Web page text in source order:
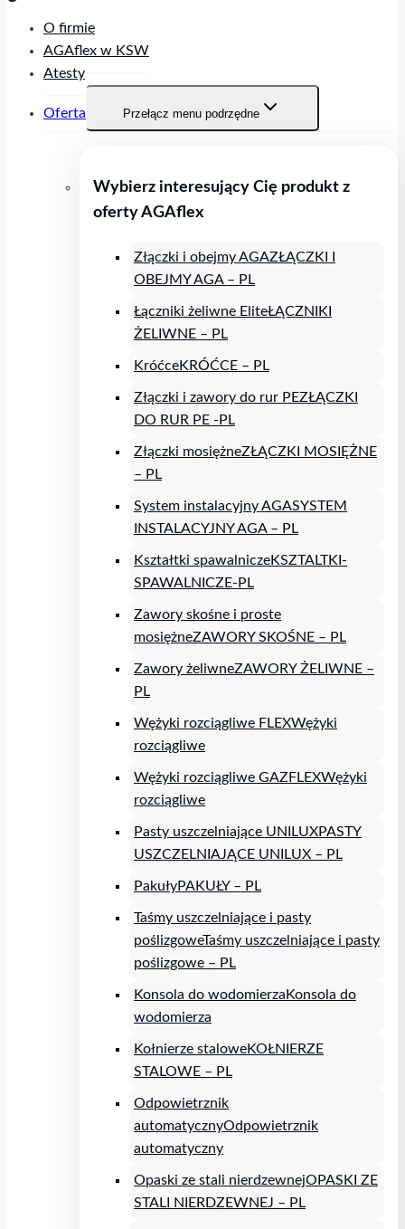
O firmie
AGAflex w KSW
Atesty
Oferta Przełącz menu podrzędne
Wybierz interesujący Cię produkt z
oferty AGAflex
Złączki i obejmy AGAZŁĄCZKI I
OBEJMY AGA – PL
Łączniki żeliwne EliteŁĄCZNIKI
ŻELIWNE – PL
KróćceKRÓĆCE – PL
Złączki i zawory do rur PEZŁĄCZKI
DO RUR PE -PL
Złączki mosiężneZŁĄCZKI MOSIĘŻNE
– PL
System instalacyjny AGASYSTEM
INSTALACYJNY AGA – PL
Kształtki spawalniczeKSZTALTKI-
SPAWALNICZE-PL
Zawory skośne i proste
mosiężneZAWORY SKOŚNE – PL
Zawory żeliwneZAWORY ŻELIWNE –
PL
Wężyki rozciągliwe FLEXWężyki
rozciągliwe
Wężyki rozciągliwe GAZFLEXWężyki
rozciągliwe
Pasty uszczelniające UNILUXPASTY
USZCZELNIAJĄCE UNILUX – PL
PakułyPAKUŁY – PL
Taśmy uszczelniające i pasty
poślizgoweTaśmy uszczelniające i pasty
poślizgowe – PL
Konsola do wodomierza Konsola do
wodomierza
Kołnierze staloweKOŁNIERZE
STALOWE – PL
Odpowietrznik
automatycznyOdpowietrznik
automatyczny
Opaski ze stali nierdzewnejOPASKI ZE
STALI NIERDZEWNEJ – PL